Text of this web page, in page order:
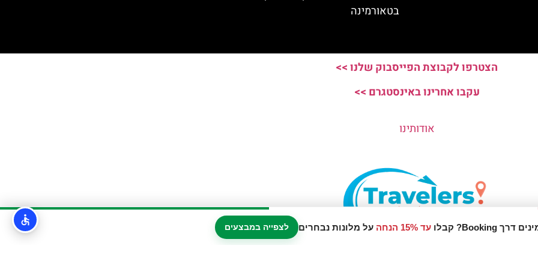
עד 15% הנחה על מלונות נבחרים לצפייה במבצעים
בטאורמינה
הצטרפו לקבוצת הפייסבוק שלנו >>
עקבו אחרינו באינסטגרם >>
אודותינו